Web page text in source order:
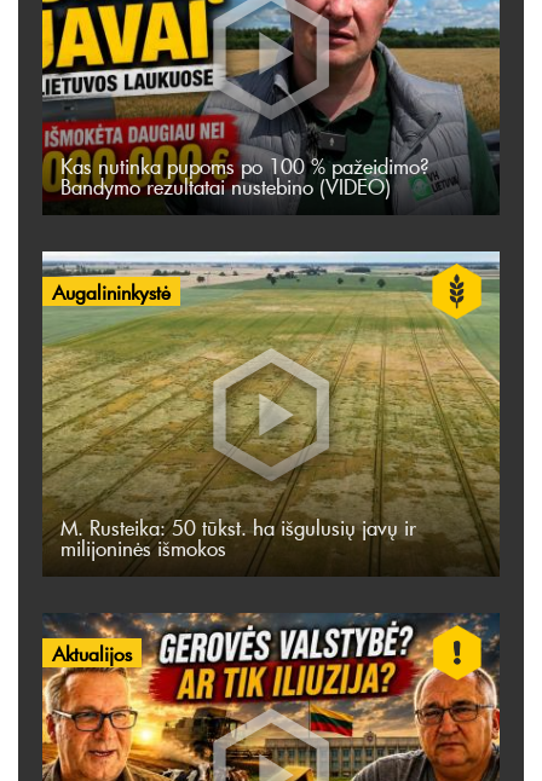
Kas nutinka pupoms po 100 % pažeidimo?
Bandymo rezultatai nustebino (VIDEO)
Augalininkystė
M. Rusteika: 50 tūkst. ha išgulusių javų ir
milijoninės išmokos
Aktualijos